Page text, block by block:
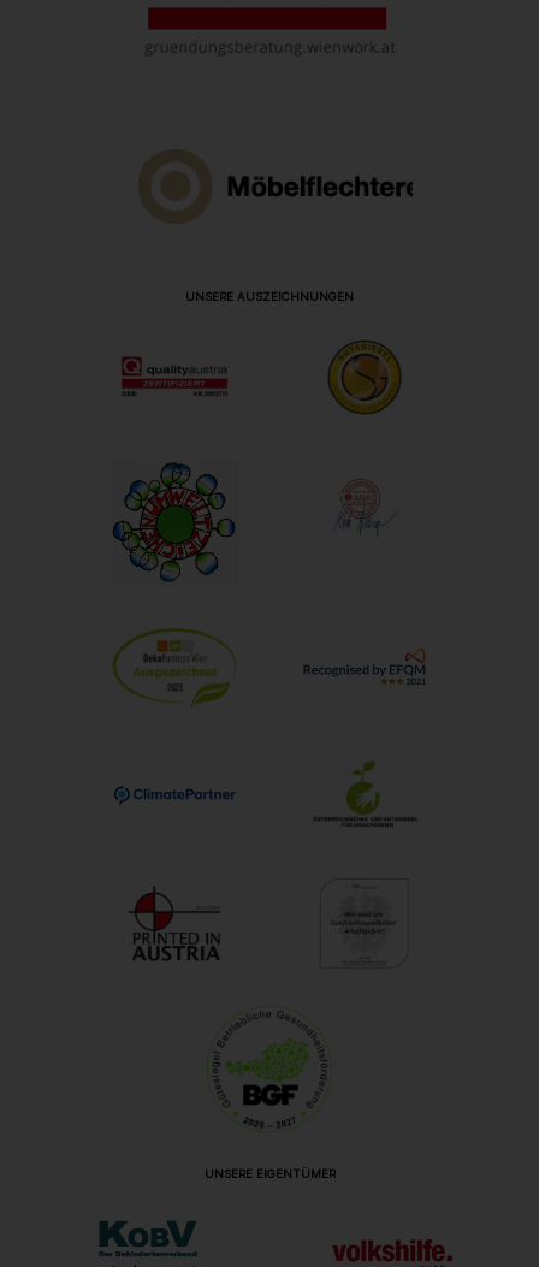
UNSERE AUSZEICHNUNGEN
UNSERE EIGENTÜMER